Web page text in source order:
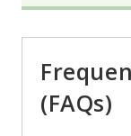
(FAQs)